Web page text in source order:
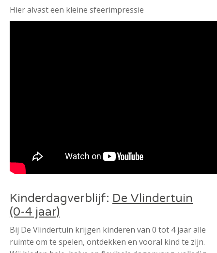
Hier alvast een kleine sfeerimpressie
Kinderdagverblijf: De Vlindertuin
(0-4 jaar)
Bij De Vlindertuin krijgen kinderen van 0 tot 4 jaar alle
ruimte om te spelen, ontdekken en vooral kind te zijn.